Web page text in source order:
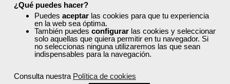
¿Qué puedes hacer?
Puedes aceptar las cookies para que tu experiencia
en la web sea óptima.
También puedes configurar las cookies y seleccionar
solo aquellas que quiera permitir en tu navegador. Si
no seleccionas ninguna utilizaremos las que sean
indispensables para la navegación.
Consulta nuestra Política de cookies
ONLINE
Formación 100%
subvencionada.
trabajadores y autónomos.